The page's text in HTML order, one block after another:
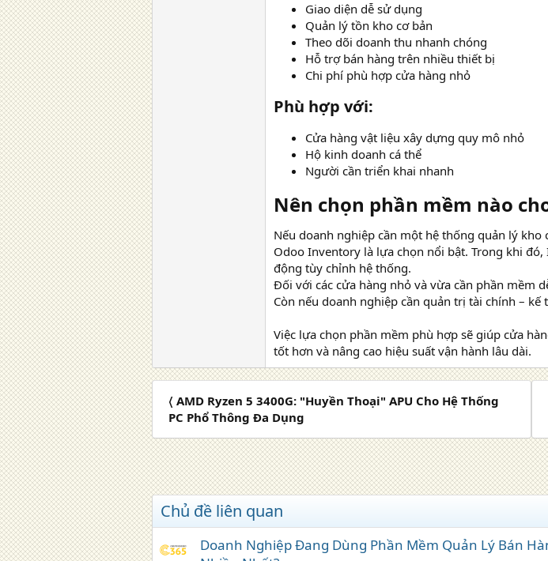
Giao diện dễ sử dụng
Quản lý tồn kho cơ bản
Theo dõi doanh thu nhanh chóng
Hỗ trợ bán hàng trên nhiều thiết bị
Chi phí phù hợp cửa hàng nhỏ
Phù hợp với:​
Cửa hàng vật liệu xây dựng quy mô nhỏ
Hộ kinh doanh cá thể
Người cần triển khai nhanh
Nên chọn phần mềm nào
Nếu doanh nghiệp cần một hệ thống quản lý
Odoo Inventory là lựa chọn nổi bật. Trong khi
động tùy chỉnh hệ thống.
Đối với các cửa hàng nhỏ và vừa cần phần mềm
Còn nếu doanh nghiệp cần quản trị tài chính –
Việc lựa chọn phần mềm phù hợp sẽ giúp cửa
tốt hơn và nâng cao hiệu suất vận hành lâu dài.
〈 AMD Ryzen 5 3400G: "Huyền Thoại" APU Cho Hệ Thống
PC Phổ Thông Đa Dụng
Chủ đề liên quan
Doanh Nghiệp Đang Dùng Phần Mềm Quản Lý Bán